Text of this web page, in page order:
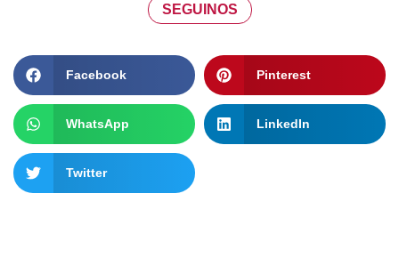
SEGUINOS
Facebook Pinterest
WhatsApp LinkedIn
Twitter